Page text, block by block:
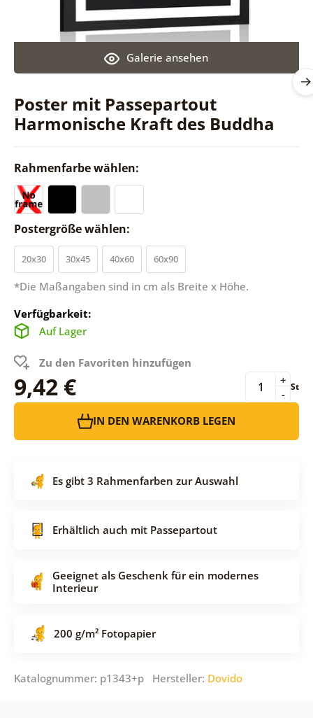
Poster mit Passepartout
Harmonische Kraft des Buddha
Galerie ansehen
Rahmenfarbe wählen:
Postergröße wählen:
20x30 30x45 40x60 60x90
*Die Maßangaben sind in cm als Breite x Höhe.
Verfügbarkeit:
Auf Lager
Zu den Favoriten hinzufügen
9,42 € -
+ St
IN DEN WARENKORB LEGEN
Es gibt 3 Rahmenfarben zur Auswahl
Erhältlich auch mit Passepartout
Geeignet als Geschenk für ein modernes
Interieur
200 g/m² Fotopapier
Katalognummer: p1343+p Hersteller: Dovido